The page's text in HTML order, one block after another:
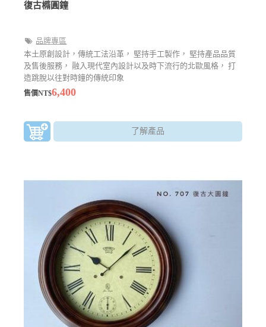
復古橢圓鐘
品牌專區
本土原創設計，傳統工法沿革， 堅持手工製作， 堅持產品品質
及售後服務， 融入現代室內設計以及時下流行的北歐風格， 打
造跳脫以往對時鐘的傳統印象
售價NT$6,400
了解產品